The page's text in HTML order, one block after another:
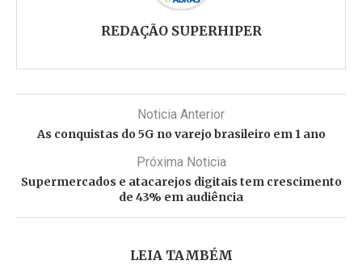
REDAÇÃO SUPERHIPER
Noticia Anterior
As conquistas do 5G no varejo brasileiro em 1 ano
Próxima Noticia
Supermercados e atacarejos digitais tem crescimento
de 43% em audiência
LEIA TAMBÉM